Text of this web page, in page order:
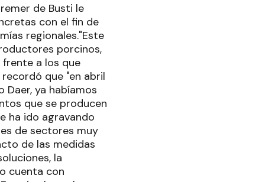
de Busti le
con el fin de
regionales."Este
porcinos,
a los que
que "en abril
Daer, ya habíamos
que se producen
ha ido agravando
de sectores muy
de las medidas
la
cuenta con